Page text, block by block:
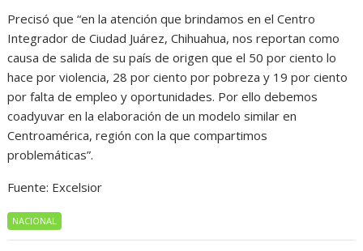
Precisó que “en la atención que brindamos en el Centro
Integrador de Ciudad Juárez, Chihuahua, nos reportan como
causa de salida de su país de origen que el 50 por ciento lo
hace por violencia, 28 por ciento por pobreza y 19 por ciento
por falta de empleo y oportunidades. Por ello debemos
coadyuvar en la elaboración de un modelo similar en
Centroamérica, región con la que compartimos
problemáticas”.
Fuente: Excelsior
NACIONAL